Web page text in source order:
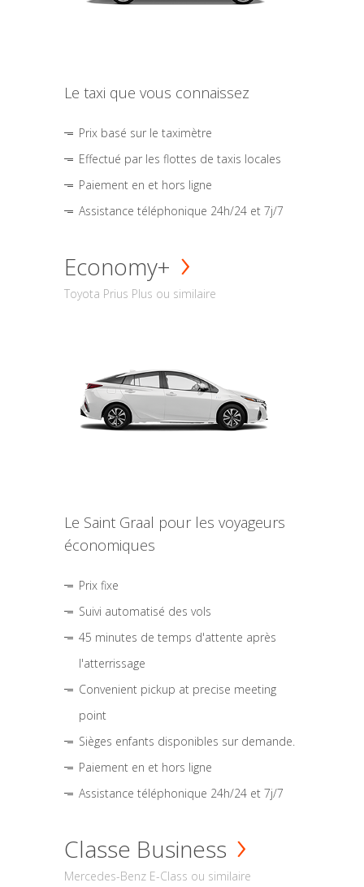
Le taxi que vous connaissez
Prix basé sur le taximètre
Effectué par les flottes de taxis locales
Paiement en et hors ligne
Assistance téléphonique 24h/24 et 7j/7
Economy+
Toyota Prius Plus ou similaire
Le Saint Graal pour les voyageurs
économiques
Prix fixe
Suivi automatisé des vols
45 minutes de temps d'attente après
l'atterrissage
Convenient pickup at precise meeting
point
Sièges enfants disponibles sur demande.
Paiement en et hors ligne
Assistance téléphonique 24h/24 et 7j/7
Classe Business
Mercedes-Benz E-Class ou similaire